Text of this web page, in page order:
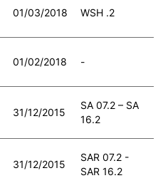
01/03/2018 WSH .2
01/02/2018 -
31/12/2015
SA 07.2 – SA
16.2
31/12/2015
SAR 07.2 -
SAR 16.2